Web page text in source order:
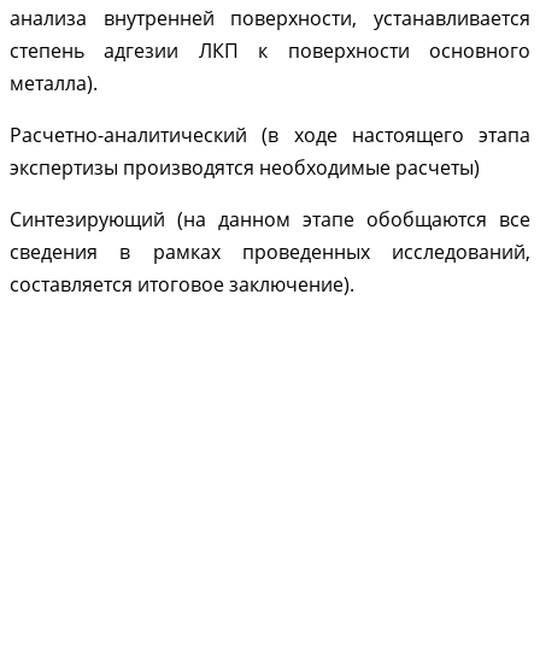
анализа внутренней поверхности, устанавливается
степень адгезии ЛКП к поверхности основного
металла).
Расчетно-аналитический (в ходе настоящего этапа
экспертизы производятся необходимые расчеты)
Синтезирующий (на данном этапе обобщаются все
сведения в рамках проведенных исследований,
составляется итоговое заключение).